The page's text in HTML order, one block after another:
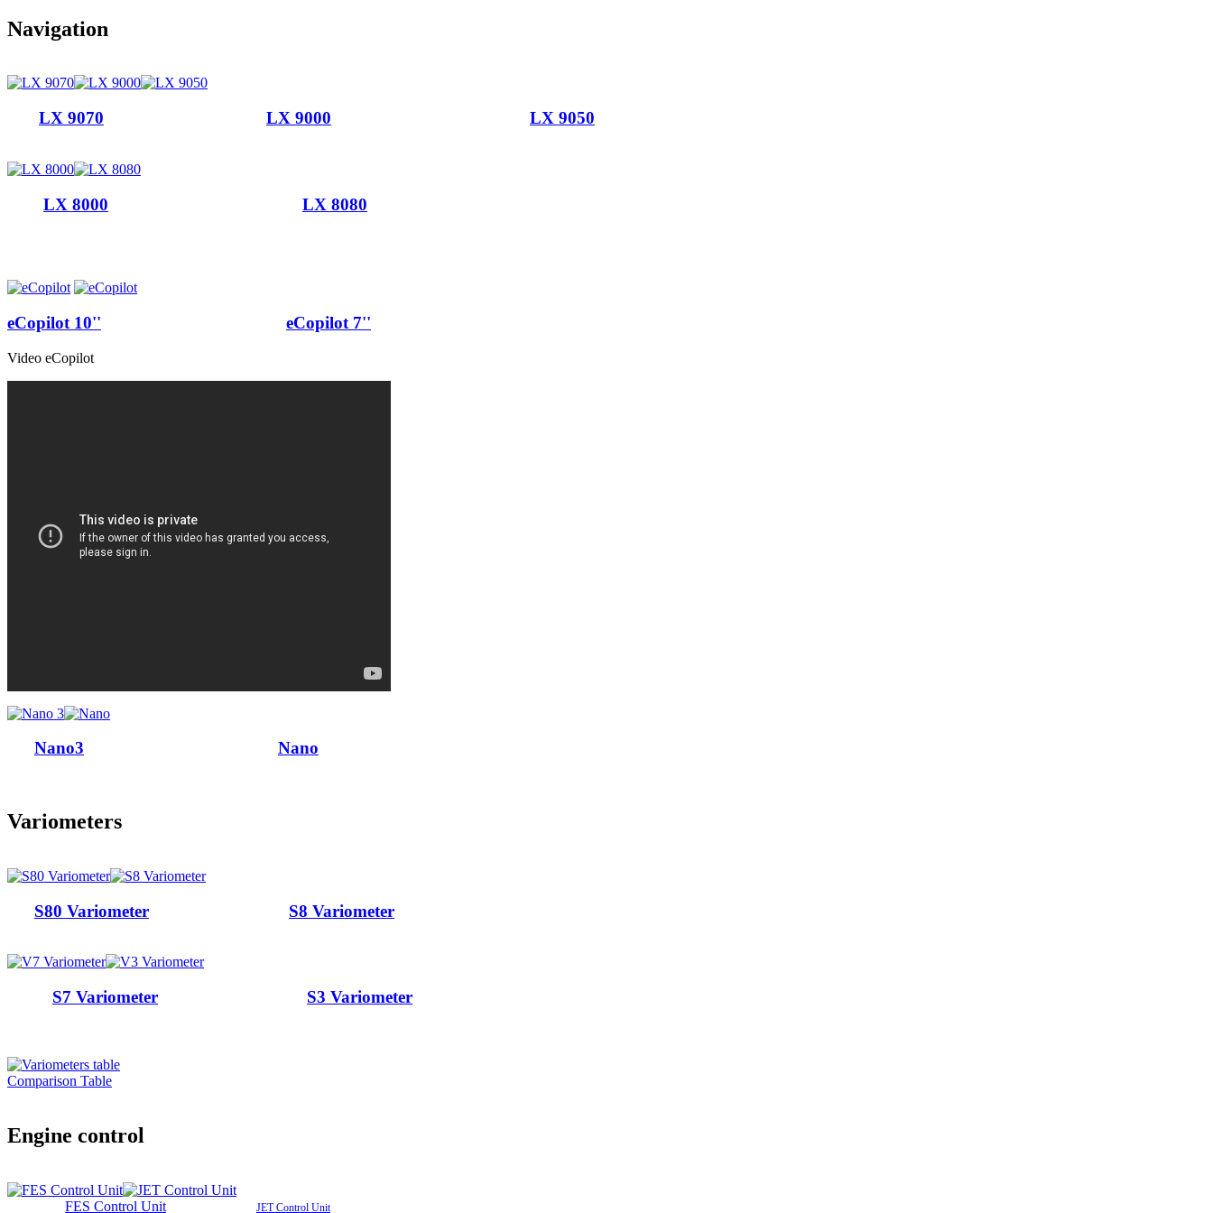
Navigation
LX 9070 LX 9000 LX 9050
LX 8000 LX 8080
eCopilot 10'' eCopilot 7''
Video eCopilot
Nano3 Nano
Variometers
S80 Variometer S8 Variometer
S7 Variometer S3 Variometer
Comparison Table
Engine control
FES Control Unit JET Control Unit